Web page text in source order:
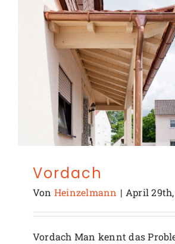
Vordach
Von Heinzelmann | April 29th,
Vordach Man kennt das